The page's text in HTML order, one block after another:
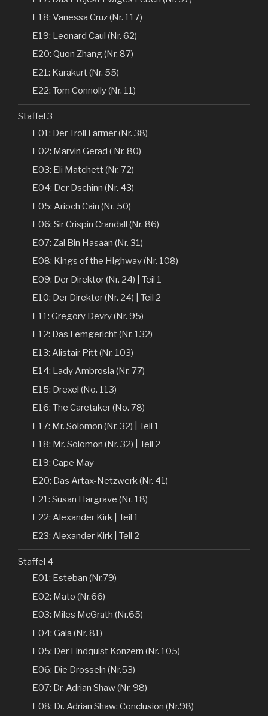
E18: Vanessa Cruz (Nr. 117)
E19: Leonard Caul (Nr. 62)
E20: Quon Zhang (Nr. 87)
E21: Karakurt (Nr. 55)
E22: Tom Connolly (Nr. 11)
Staffel 3
E01: Der Troll Farmer (Nr. 38)
E02: Marvin Gerad ( Nr. 80)
E03: Eli Matchett (Nr. 72)
E04: Der Dschinn (Nr. 43)
E05: Arioch Cain (Nr. 50)
E06: Sir Crispin Crandall (Nr. 86)
E07: Zal Bin Hasaan (Nr. 31)
E08: Kings of the Highway (Nr. 108)
E09: Der Direktor (Nr. 24) | Teil 1
E10: Der Direktor (Nr. 24) | Teil 2
E11: Gregory Devry (Nr. 95)
E12: Das Femgericht (Nr. 132)
E13: Alistair Pitt (Nr. 103)
E14: Lady Ambrosia (Nr. 77)
E15: Drexel (No. 113)
E16: The Caretaker (No. 78)
E17: Mr. Solomon (Nr. 32) | Teil 1
E18: Mr. Solomon (Nr. 32) | Teil 2
E19: Cape May
E20: Das Artax-Netzwerk (Nr. 41)
E21: Susan Hargrave (Nr. 18)
E22: Alexander Kirk | Teil 1
E23: Alexander Kirk | Teil 2
Staffel 4
E01: Esteban (Nr.79)
E02: Mato (Nr.66)
E03: Miles McGrath (Nr.65)
E04: Gaia (Nr. 81)
E05: Der Lindquist Konzern (Nr. 105)
E06: Die Drosseln (Nr.53)
E07: Dr. Adrian Shaw (Nr. 98)
E08: Dr. Adrian Shaw: Conclusion (Nr.98)